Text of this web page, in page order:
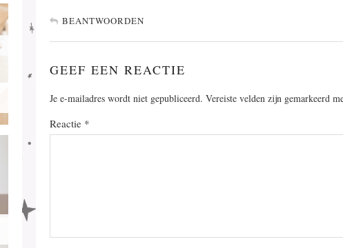
BEANTWOORDEN
GEEF EEN REACTIE
Je e-mailadres wordt niet gepubliceerd. Vereiste velden zijn gemarkeerd
Reactie *